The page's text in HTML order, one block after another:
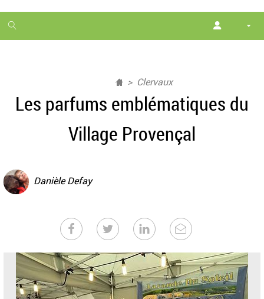
1
month
Clervaux
Les parfums emblématiques du
Village Provençal
Danièle Defay